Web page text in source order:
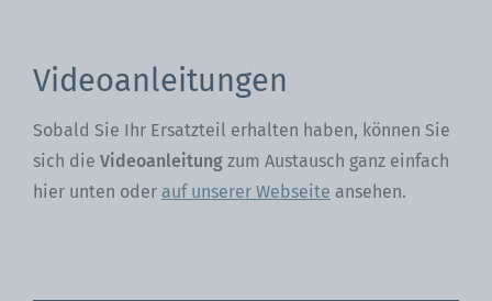
Videoanleitungen
Sobald Sie Ihr Ersatzteil erhalten haben, können Sie
sich die Videoanleitung zum Austausch ganz einfach
hier unten oder auf unserer Webseite ansehen.